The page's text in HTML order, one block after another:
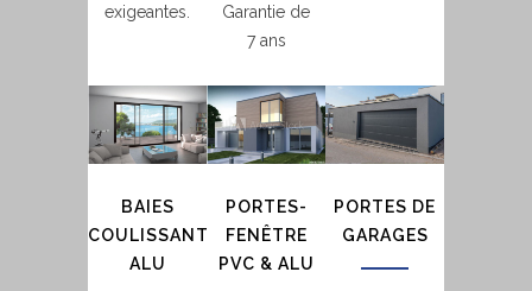
exigeantes.
Garantie de
7 ans
BAIES
COULISSANTES
ALU
PORTES-
FENÊTRE
PVC & ALU
PORTES DE
GARAGES